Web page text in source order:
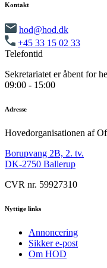
Kontakt
hod@hod.dk
+45 33 15 02 33
Telefontid
Sekretariatet er åbent for
09:00 - 15:00
Adresse
Hovedorganisationen af
Borupvang 2B, 2. tv.
DK-2750 Ballerup
CVR nr. 59927310
Nyttige links
Annoncering
Sikker e-post
Om HOD